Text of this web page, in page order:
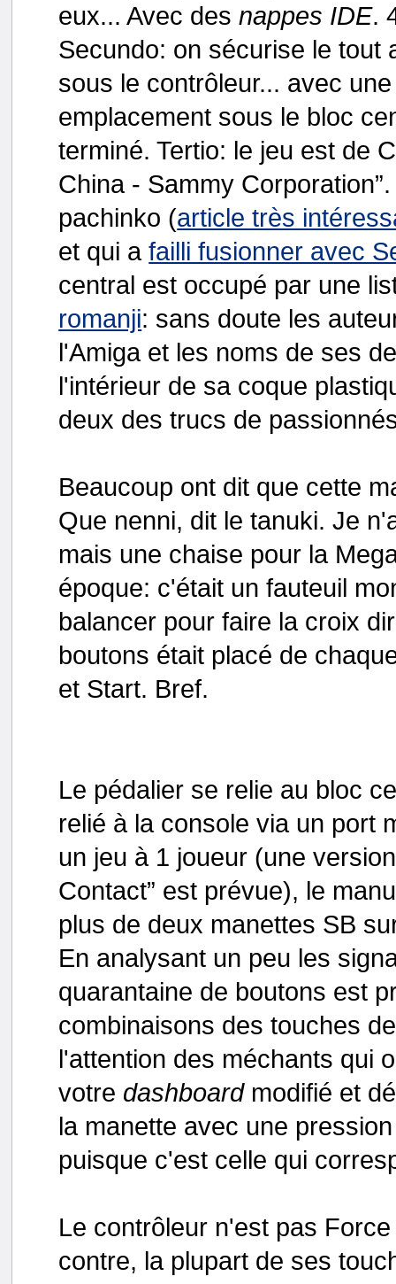
eux... Avec desnappes IDE.
Secundo: on sécurise le tout
sous le contrôleur... avec
emplacement sous le bloc
terminé. Tertio: le jeu est de
China - Sammy
pachinko (article très
et qui afailli fusionner avec
central est occupé par une
romanji: sans doute les
l'Amiga et les noms de ses
l'intérieur de sa coque
deux des trucs de
Beaucoup ont dit que cette
Que nenni, dit le tanuki. Je
mais une chaise pour la
époque: c'était un fauteuil
balancer pour faire la croix
boutons était placé de
et Start. Bref.
Le pédalier se relie au bloc
relié à la console via un port
un jeu à 1 joueur (une
Contact” est prévue), le
plus de deux manettes SB
En analysant un peu les
quarantaine de boutons est
combinaisons des touches
l'attention des méchants qui
votre dashboard modifié et
la manette avec une
puisque c'est celle qui
Le contrôleur n'est pas
contre, la plupart de ses